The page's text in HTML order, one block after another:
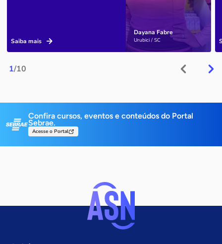
1/10
Dayana Fabre
Urubici / SC
Saiba mais
Confira cursos, eventos e conteúdos do Portal
Sebrae.
Acesse o Portal